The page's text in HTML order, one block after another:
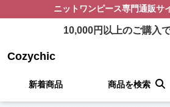
ニットワンピース専門通販サ
10,000円以上のご購入
Cozychic
新着商品 商品を検索